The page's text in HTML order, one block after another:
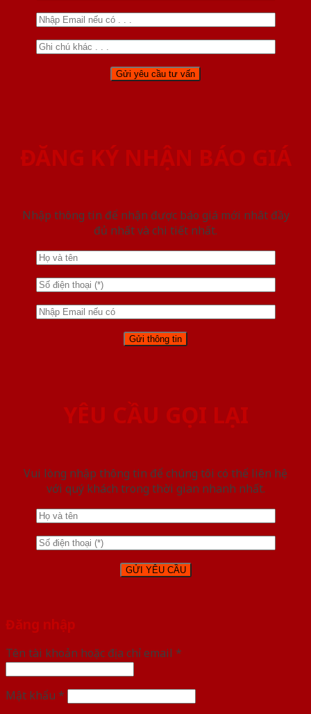
ĐĂNG KÝ NHẬN BÁO GIÁ
Nhập thông tin để nhận được báo giá mới nhât đầy
đủ nhất và chi tiết nhất.
YÊU CẦU GỌI LẠI
Vui lòng nhập thông tin để chúng tôi có thể liên hệ
với quý khách trong thời gian nhanh nhất.
Đăng nhập
Tên tài khoản hoặc địa chỉ email *
Mật khẩu *